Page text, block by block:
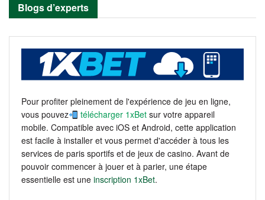
Blogs d’experts
Pour profiter pleinement de l'expérience de jeu en ligne,
vous pouvez
télécharger 1xBet sur votre appareil
mobile. Compatible avec iOS et Android, cette application
est facile à installer et vous permet d'accéder à tous les
services de paris sportifs et de jeux de casino. Avant de
pouvoir commencer à jouer et à parier, une étape
essentielle est une inscription 1xBet.